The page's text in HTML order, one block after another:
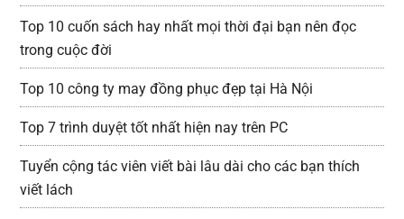
Top 10 cuốn sách hay nhất mọi thời đại bạn nên đọc
trong cuộc đời
Top 10 công ty may đồng phục đẹp tại Hà Nội
Top 7 trình duyệt tốt nhất hiện nay trên PC
Tuyển cộng tác viên viết bài lâu dài cho các bạn thích
viết lách